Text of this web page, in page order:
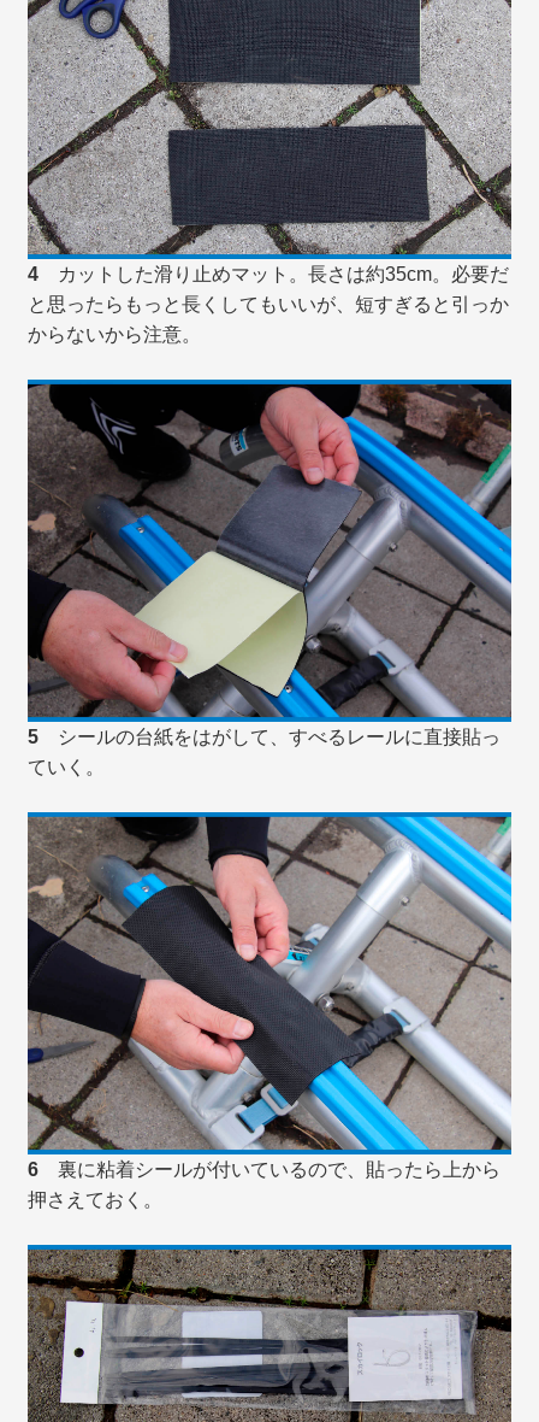
4 カットした滑り止めマット。長さは約35cm。必要だ
と思ったらもっと長くしてもいいが、短すぎると引っか
からないから注意。
5 シールの台紙をはがして、すべるレールに直接貼っ
ていく。
6 裏に粘着シールが付いているので、貼ったら上から
押さえておく。